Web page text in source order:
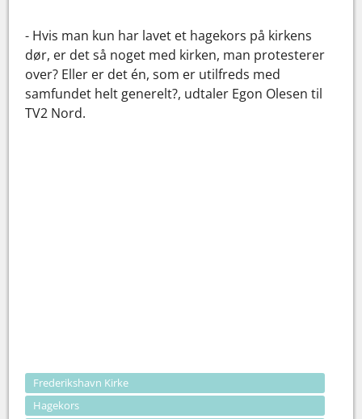
- Hvis man kun har lavet et hagekors på kirkens
dør, er det så noget med kirken, man protesterer
over? Eller er det én, som er utilfreds med
samfundet helt generelt?, udtaler Egon Olesen til
TV2 Nord.
Frederikshavn Kirke
Hagekors